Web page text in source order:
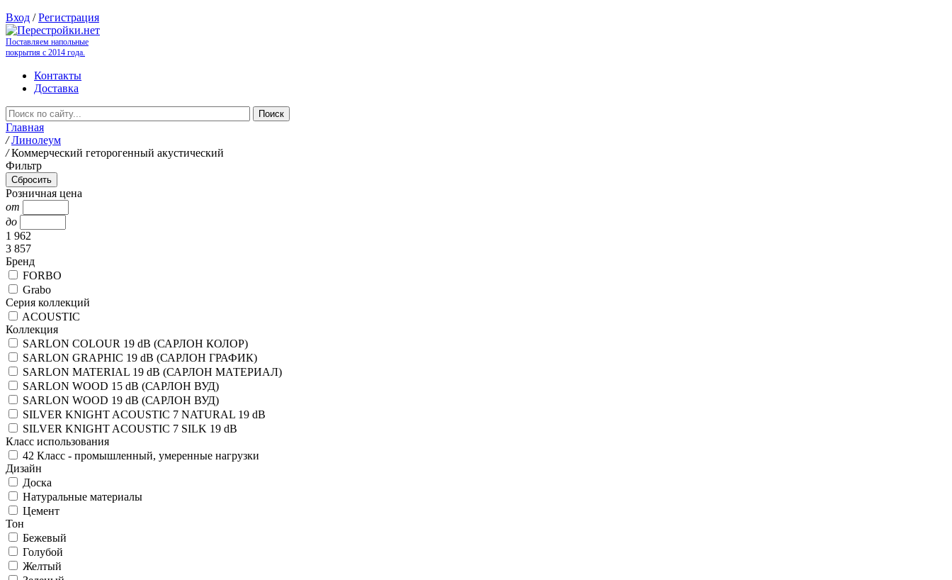
Вход /Регистрация
Поставляем напольные
покрытия с 2014 года.
Контакты
Доставка
Главная
/ Линолеум
/ Коммерческий геторогенный акустический
Фильтр
Розничная цена
от
до
1 962
3 857
Бренд
FORBO
Grabo
Серия коллекций
ACOUSTIC
Коллекция
SARLON COLOUR 19 dB (САРЛОН КОЛОР)
SARLON GRAPHIC 19 dB (САРЛОН ГРАФИК)
SARLON MATERIAL 19 dB (САРЛОН МАТЕРИАЛ)
SARLON WOOD 15 dB (САРЛОН ВУД)
SARLON WOOD 19 dB (САРЛОН ВУД)
SILVER KNIGHT ACOUSTIC 7 NATURAL 19 dB
SILVER KNIGHT ACOUSTIC 7 SILK 19 dB
Класс использования
42 Класс - промышленный, умеренные нагрузки
Дизайн
Доска
Натуральные материалы
Цемент
Тон
Бежевый
Голубой
Желтый